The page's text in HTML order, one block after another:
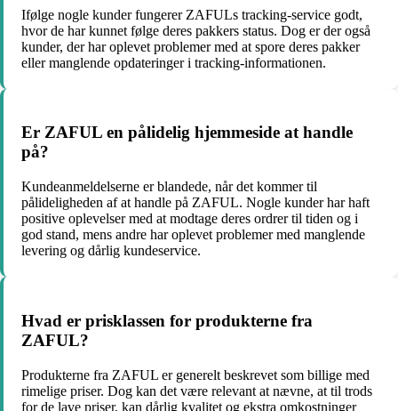
Ifølge nogle kunder fungerer ZAFULs tracking-service godt,
hvor de har kunnet følge deres pakkers status. Dog er der også
kunder, der har oplevet problemer med at spore deres pakker
eller manglende opdateringer i tracking-informationen.
Er ZAFUL en pålidelig hjemmeside at handle
på?
Kundeanmeldelserne er blandede, når det kommer til
pålideligheden af at handle på ZAFUL. Nogle kunder har haft
positive oplevelser med at modtage deres ordrer til tiden og i
god stand, mens andre har oplevet problemer med manglende
levering og dårlig kundeservice.
Hvad er prisklassen for produkterne fra
ZAFUL?
Produkterne fra ZAFUL er generelt beskrevet som billige med
rimelige priser. Dog kan det være relevant at nævne, at til trods
for de lave priser, kan dårlig kvalitet og ekstra omkostninger